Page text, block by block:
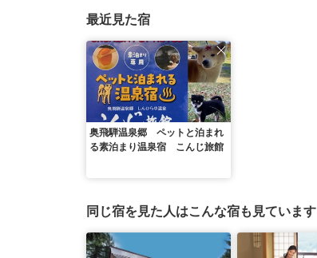
最近見た宿
奥飛騨温泉郷 ペットと泊まれ
る素泊まり温泉宿 こんじ旅館
同じ宿を見た人はこんな宿も見ています